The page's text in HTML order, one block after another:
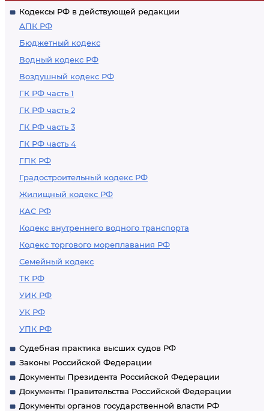
Кодексы РФ в действующей редакции
АПК РФ
Бюджетный кодекс
Водный кодекс РФ
Воздушный кодекс РФ
ГК РФ часть 1
ГК РФ часть 2
ГК РФ часть 3
ГК РФ часть 4
ГПК РФ
Градостроительный кодекс РФ
Жилищный кодекс РФ
КАС РФ
Кодекс внутреннего водного транспорта
Кодекс торгового мореплавания РФ
Семейный кодекс
ТК РФ
УИК РФ
УК РФ
УПК РФ
Судебная практика высших судов РФ
Законы Российской Федерации
Документы Президента Российской Федерации
Документы Правительства Российской Федерации
Документы органов государственной власти РФ